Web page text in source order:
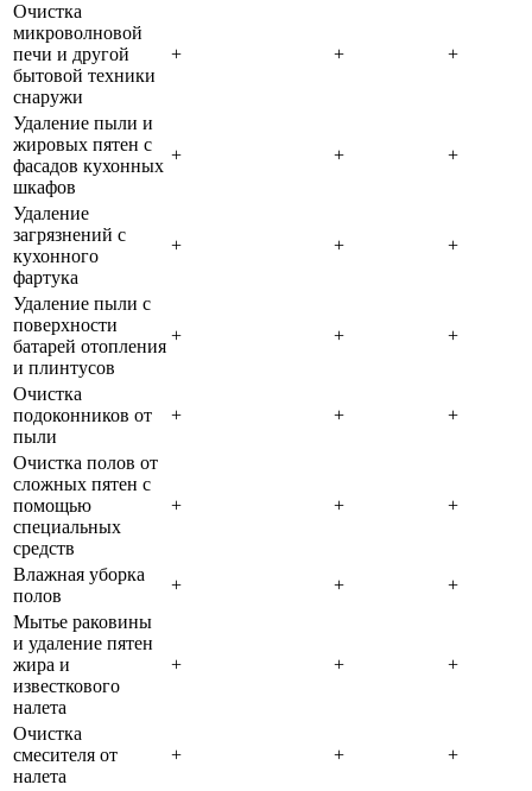
Очистка
микроволновой
печи и другой
бытовой техники
снаружи
+ + +
Удаление пыли и
жировых пятен с
фасадов кухонных
шкафов
+ + +
Удаление
загрязнений с
кухонного
фартука
+ + +
Удаление пыли с
поверхности
батарей отопления
и плинтусов
+ + +
Очистка
подоконников от
пыли
+ + +
Очистка полов от
сложных пятен с
помощью
специальных
средств
+ + +
Влажная уборка
полов
+ +
+
Мытье раковины
и удаление пятен
жира и
известкового
налета
+ + +
Очистка
смесителя от
налета
+ + +